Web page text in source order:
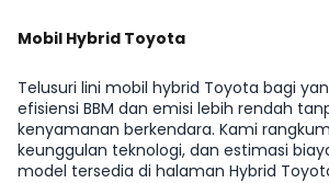
Mobil Hybrid Toyota
Telusuri lini mobil hybrid Toyota bagi
efisiensi BBM dan emisi lebih rendah
kenyamanan berkendara. Kami
keunggulan teknologi, dan estimasi
model tersedia di halaman Hybrid